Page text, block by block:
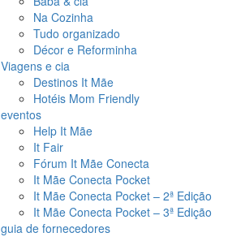
Na Cozinha
Tudo organizado
Décor e Reforminha
Viagens e cia
Destinos It Mãe
Hotéis Mom Friendly
eventos
Help It Mãe
It Fair
Fórum It Mãe Conecta
It Mãe Conecta Pocket
It Mãe Conecta Pocket – 2ª Edição
It Mãe Conecta Pocket – 3ª Edição
guia de fornecedores